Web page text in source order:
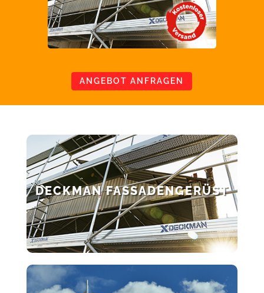
ANGEBOT ANFRAGEN
DECKMAN FASSADENGERÜST